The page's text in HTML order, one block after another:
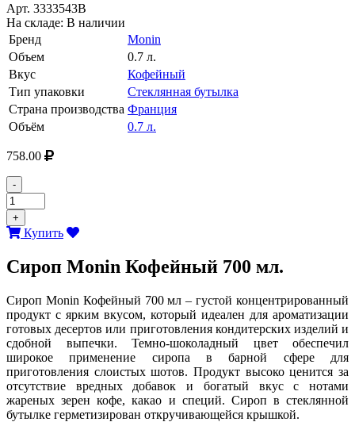
Арт. 3333543В
На складе: В наличии
Бренд
Monin
Объем
0.7 л.
Вкус
Кофейный
Тип упаковки
Стеклянная бутылка
Страна производства Франция
Объём
0.7 л.
758.00
-
+
Купить
Сироп Monin Кофейный 700 мл.
Сироп Monin Кофейный 700 мл – густой концентрированный
продукт с ярким вкусом, который идеален для ароматизации
готовых десертов или приготовления кондитерских изделий и
сдобной выпечки. Темно-шоколадный цвет обеспечил
широкое применение сиропа в барной сфере для
приготовления слоистых шотов. Продукт высоко ценится за
отсутствие вредных добавок и богатый вкус с нотами
жареных зерен кофе, какао и специй. Сироп в стеклянной
бутылке герметизирован откручивающейся крышкой.